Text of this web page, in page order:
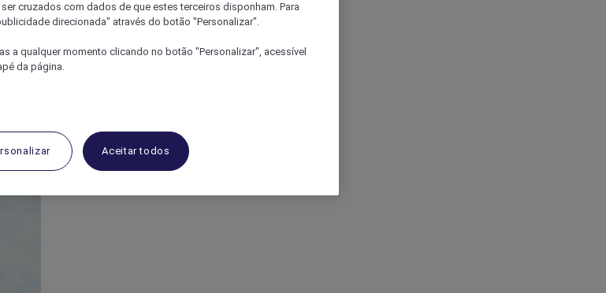
cruzados com dados de que estes terceiros disponham. Para
direcionada" através do botão "Personalizar".
a qualquer momento clicando no botão "Personalizar", acessível
da página.
Aceitar todos